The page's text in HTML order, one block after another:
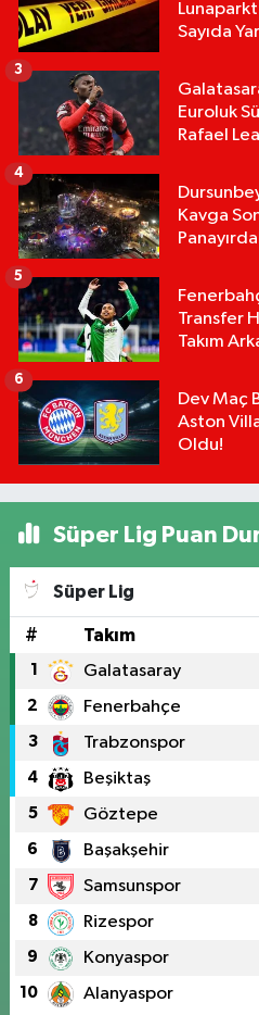
Sayıda
Euroluk
Rafael
3
Kavga
4
Transfer
Takım
5
Dev Maç
Aston
Oldu!
6
Süper Lig Puan
Süper Lig
# Takım
1 Galatasaray
2 Fenerbahçe
3 Trabzonspor
4 Beşiktaş
5 Göztepe
6 Başakşehir
7 Samsunspor
8 Rizespor
9 Konyaspor
10 Alanyaspor